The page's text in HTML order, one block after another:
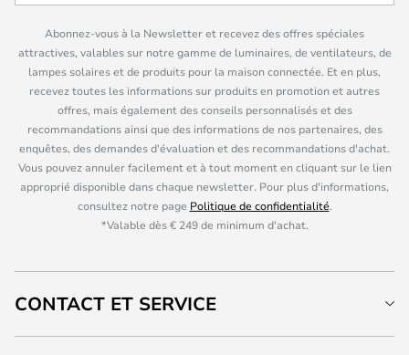
Abonnez-vous à la Newsletter et recevez des offres spéciales
attractives, valables sur notre gamme de luminaires, de ventilateurs, de
lampes solaires et de produits pour la maison connectée. Et en plus,
recevez toutes les informations sur produits en promotion et autres
offres, mais également des conseils personnalisés et des
recommandations ainsi que des informations de nos partenaires, des
enquêtes, des demandes d'évaluation et des recommandations d'achat.
Vous pouvez annuler facilement et à tout moment en cliquant sur le lien
approprié disponible dans chaque newsletter. Pour plus d'informations,
consultez notre page Politique de confidentialité.
*Valable dès € 249 de minimum d'achat.
CONTACT ET SERVICE